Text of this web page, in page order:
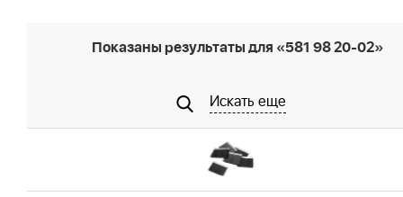
Показаны результаты для «581 98 20-02»
Искать еще